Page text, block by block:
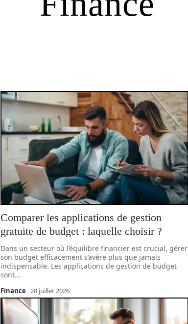
Comparer les applications de gestion
gratuite de budget : laquelle choisir ?
Dans un secteur où l’équilibre financier est crucial, gérer
son budget efficacement s’avère plus que jamais
indispensable. Les applications de gestion de budget
sont…
Finance 28 juillet 2026